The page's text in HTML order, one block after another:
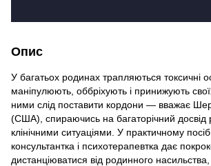
Опис
У багатьох родинах трапляються токсичні
маніпулюють, оббріхують і принижують
ними слід поставити кордони — вважає
(США), спираючись на багаторічний досвід
клінічними ситуаціями. У практичному
консультантка і психотерапевтка дає
дистанціюватися від родинного насильства,